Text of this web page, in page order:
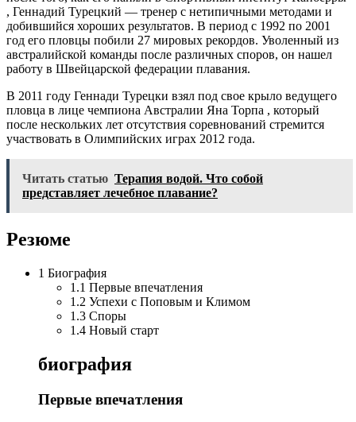
, Геннадий Турецкий — тренер с нетипичными методами и
добившийся хороших результатов. В период с 1992 по 2001
год его пловцы побили 27 мировых рекордов. Уволенный из
австралийской команды после различных споров, он нашел
работу в Швейцарской федерации плавания.
В 2011 году Геннади Турецки взял под свое крыло ведущего
пловца в лице чемпиона Австралии Яна Торпа , который
после нескольких лет отсутствия соревнований стремится
участвовать в Олимпийских играх 2012 года.
Читать статью Терапия водой. Что собой
представляет лечебное плавание?
Резюме
1 Биография
1.1 Первые впечатления
1.2 Успехи с Поповым и Климом
1.3 Споры
1.4 Новый старт
биография
Первые впечатления